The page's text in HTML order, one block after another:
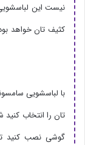
نیست این
کثیف تان خواهد
با لباسشویی
تان را انتخاب
گوشی نصب کنید